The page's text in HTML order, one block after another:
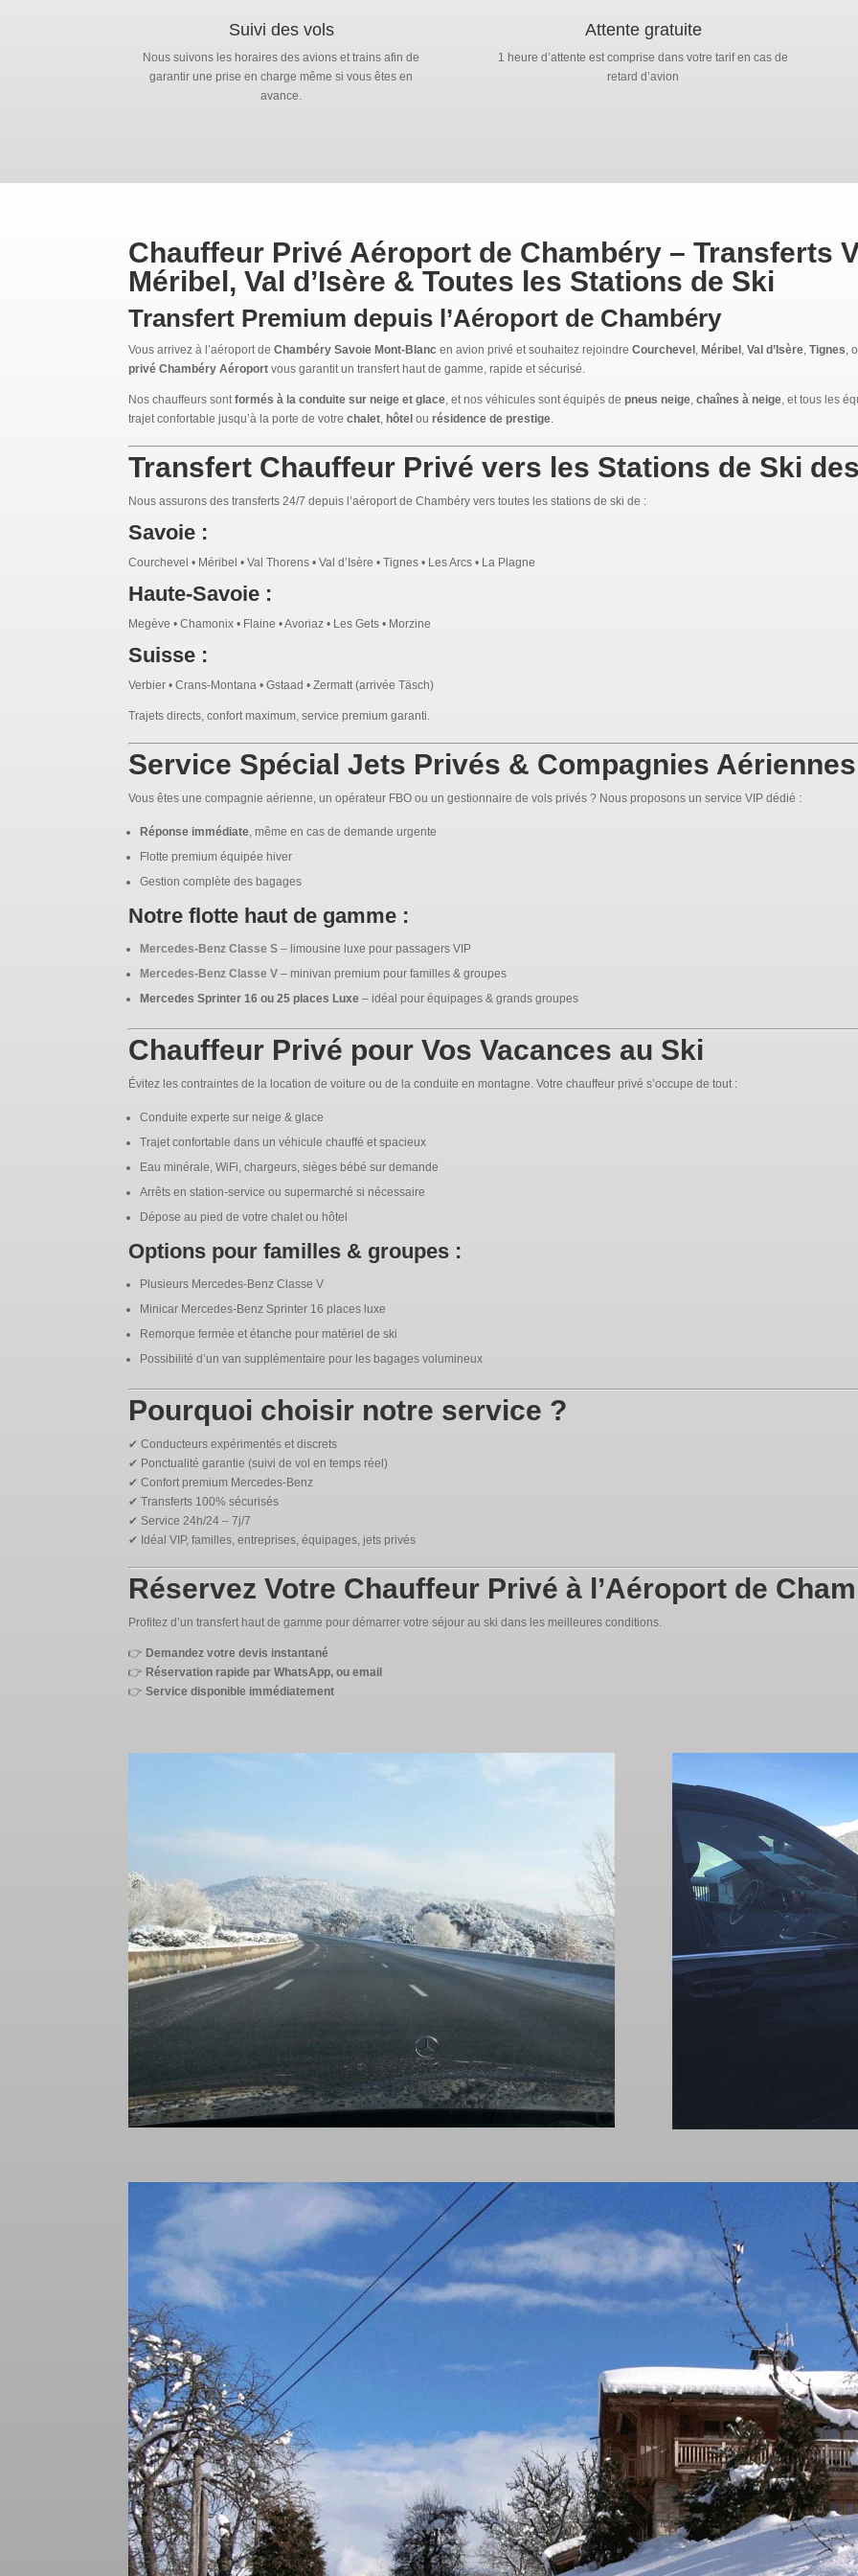
Suivi des vols
Nous suivons les horaires des avions et trains afin de
garantir une prise en charge même si vous êtes en
avance.
Attente gratuite
1 heure d’attente est comprise dans votre tarif en cas de
retard d’avion
Chauffeur Privé Aéroport de Chambéry – Transferts
Méribel, Val d’Isère & Toutes les Stations de Ski
Transfert Premium depuis l’Aéroport de Chambéry
Vous arrivez à l’aéroport deChambéry Savoie Mont-Blanc en avion privé et souhaitez rejoindreCourchevel , Méribel ,Val d’Isère,Tignes,
privé Chambéry Aéroport vous garantit un transfert haut de gamme, rapide et sécurisé.
Nos chauffeurs sontformés à la conduite sur neige et glace, et nos véhicules sont équipés depneus neige,chaînes à neige, et tous les
trajet confortable jusqu’à la porte de votrechalet, hôtel ourésidence de prestige.
Transfert Chauffeur Privé vers les Stations de Ski
Nous assurons des transferts 24/7 depuis l’aéroport de Chambéry vers toutes les stations de ski de :
Savoie :
Courchevel • Méribel • Val Thorens • Val d’Isère • Tignes • Les Arcs • La Plagne
Haute-Savoie :
Megève • Chamonix • Flaine • Avoriaz • Les Gets • Morzine
Suisse :
Verbier • Crans-Montana • Gstaad • Zermatt (arrivée Täsch)
Trajets directs, confort maximum, service premium garanti.
Service Spécial Jets Privés & Compagnies Aériennes
Vous êtes une compagnie aérienne, un opérateur FBO ou un gestionnaire de vols privés ? Nous proposons un service VIP dédié :
Réponse immédiate, même en cas de demande urgente
Flotte premium équipée hiver
Gestion complète des bagages
Notre flotte haut de gamme :
Mercedes-Benz Classe S – limousine luxe pour passagers VIP
Mercedes-Benz Classe V – minivan premium pour familles & groupes
Mercedes Sprinter 16 ou 25 places Luxe – idéal pour équipages & grands groupes
Chauffeur Privé pour Vos Vacances au Ski
Évitez les contraintes de la location de voiture ou de la conduite en montagne. Votre chauffeur privé s’occupe de tout :
Conduite experte sur neige & glace
Trajet confortable dans un véhicule chauffé et spacieux
Eau minérale, WiFi, chargeurs, sièges bébé sur demande
Arrêts en station-service ou supermarché si nécessaire
Dépose au pied de votre chalet ou hôtel
Options pour familles & groupes :
Plusieurs Mercedes-Benz Classe V
Minicar Mercedes-Benz Sprinter 16 places luxe
Remorque fermée et étanche pour matériel de ski
Possibilité d’un van supplémentaire pour les bagages volumineux
Pourquoi choisir notre service ?
✔ Conducteurs expérimentés et discrets
✔ Ponctualité garantie (suivi de vol en temps réel)
✔ Confort premium Mercedes-Benz
✔ Transferts 100% sécurisés
✔ Service 24h/24 – 7j/7
✔ Idéal VIP, familles, entreprises, équipages, jets privés
Réservez Votre Chauffeur Privé à l’Aéroport de
Profitez d’un transfert haut de gamme pour démarrer votre séjour au ski dans les meilleures conditions.
👉 Demandez votre devis instantané
👉 Réservation rapide par WhatsApp, ou email
👉Service disponible immédiatement